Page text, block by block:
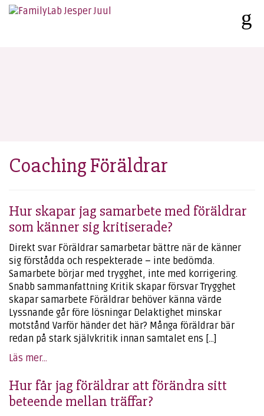
Coaching Föräldrar
Hur skapar jag samarbete med föräldrar
som känner sig kritiserade?
Direkt svar Föräldrar samarbetar bättre när de känner
sig förstådda och respekterade – inte bedömda.
Samarbete börjar med trygghet, inte med korrigering.
Snabb sammanfattning Kritik skapar försvar Trygghet
skapar samarbete Föräldrar behöver känna värde
Lyssnande går före lösningar Delaktighet minskar
motstånd Varför händer det här? Många föräldrar bär
redan på stark självkritik innan samtalet ens […]
Läs mer...
Hur får jag föräldrar att förändra sitt
beteende mellan träffar?